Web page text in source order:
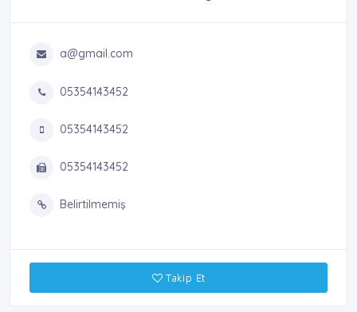
a@gmail.com
05354143452
05354143452
05354143452
Belirtilmemiş
Takip Et